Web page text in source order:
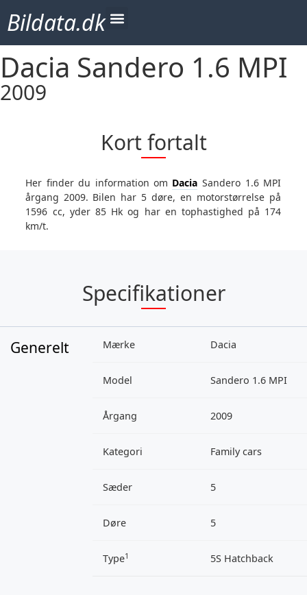
Bildata.dk
Dacia Sandero 1.6 MPI
2009
Kort fortalt
Her finder du information om Dacia Sandero 1.6 MPI
årgang 2009. Bilen har 5 døre, en motorstørrelse på
1596 cc, yder 85 Hk og har en tophastighed på 174
km/t.
Specifikationer
Generelt Mærke Dacia
Model Sandero 1.6 MPI
Årgang 2009
Kategori Family cars
Sæder 5
Døre 5
Type1 5S Hatchback